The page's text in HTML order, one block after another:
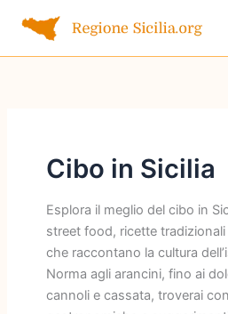
contenuto
Cibo in Sicilia
Esplora il meglio del cibo in
street food, ricette
che raccontano la cultura
Norma agli arancini, fino ai
cannoli e cassata, troverai